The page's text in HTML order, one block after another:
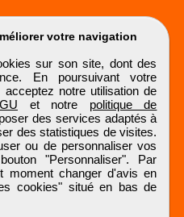
votre navigation
sur son site, dont des
En poursuivant votre
notre utilisation de
et notre politique de
des services adaptés à
des statistiques de visites.
ou de personnaliser vos
"Personnaliser". Par
moment changer d'avis en
cookies" situé en bas de